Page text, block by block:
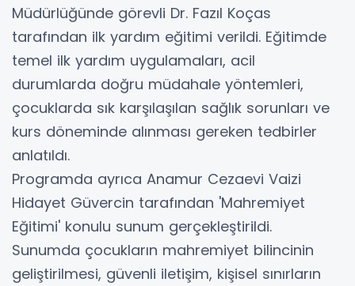
Müdürlüğünde görevli Dr. Fazıl Koças
tarafından ilk yardım eğitimi verildi. Eğitimde
temel ilk yardım uygulamaları, acil
durumlarda doğru müdahale yöntemleri,
çocuklarda sık karşılaşılan sağlık sorunları ve
kurs döneminde alınması gereken tedbirler
anlatıldı.
Programda ayrıca Anamur Cezaevi Vaizi
Hidayet Güvercin tarafından 'Mahremiyet
Eğitimi' konulu sunum gerçekleştirildi.
Sunumda çocukların mahremiyet bilincinin
geliştirilmesi, güvenli iletişim, kişisel sınırların